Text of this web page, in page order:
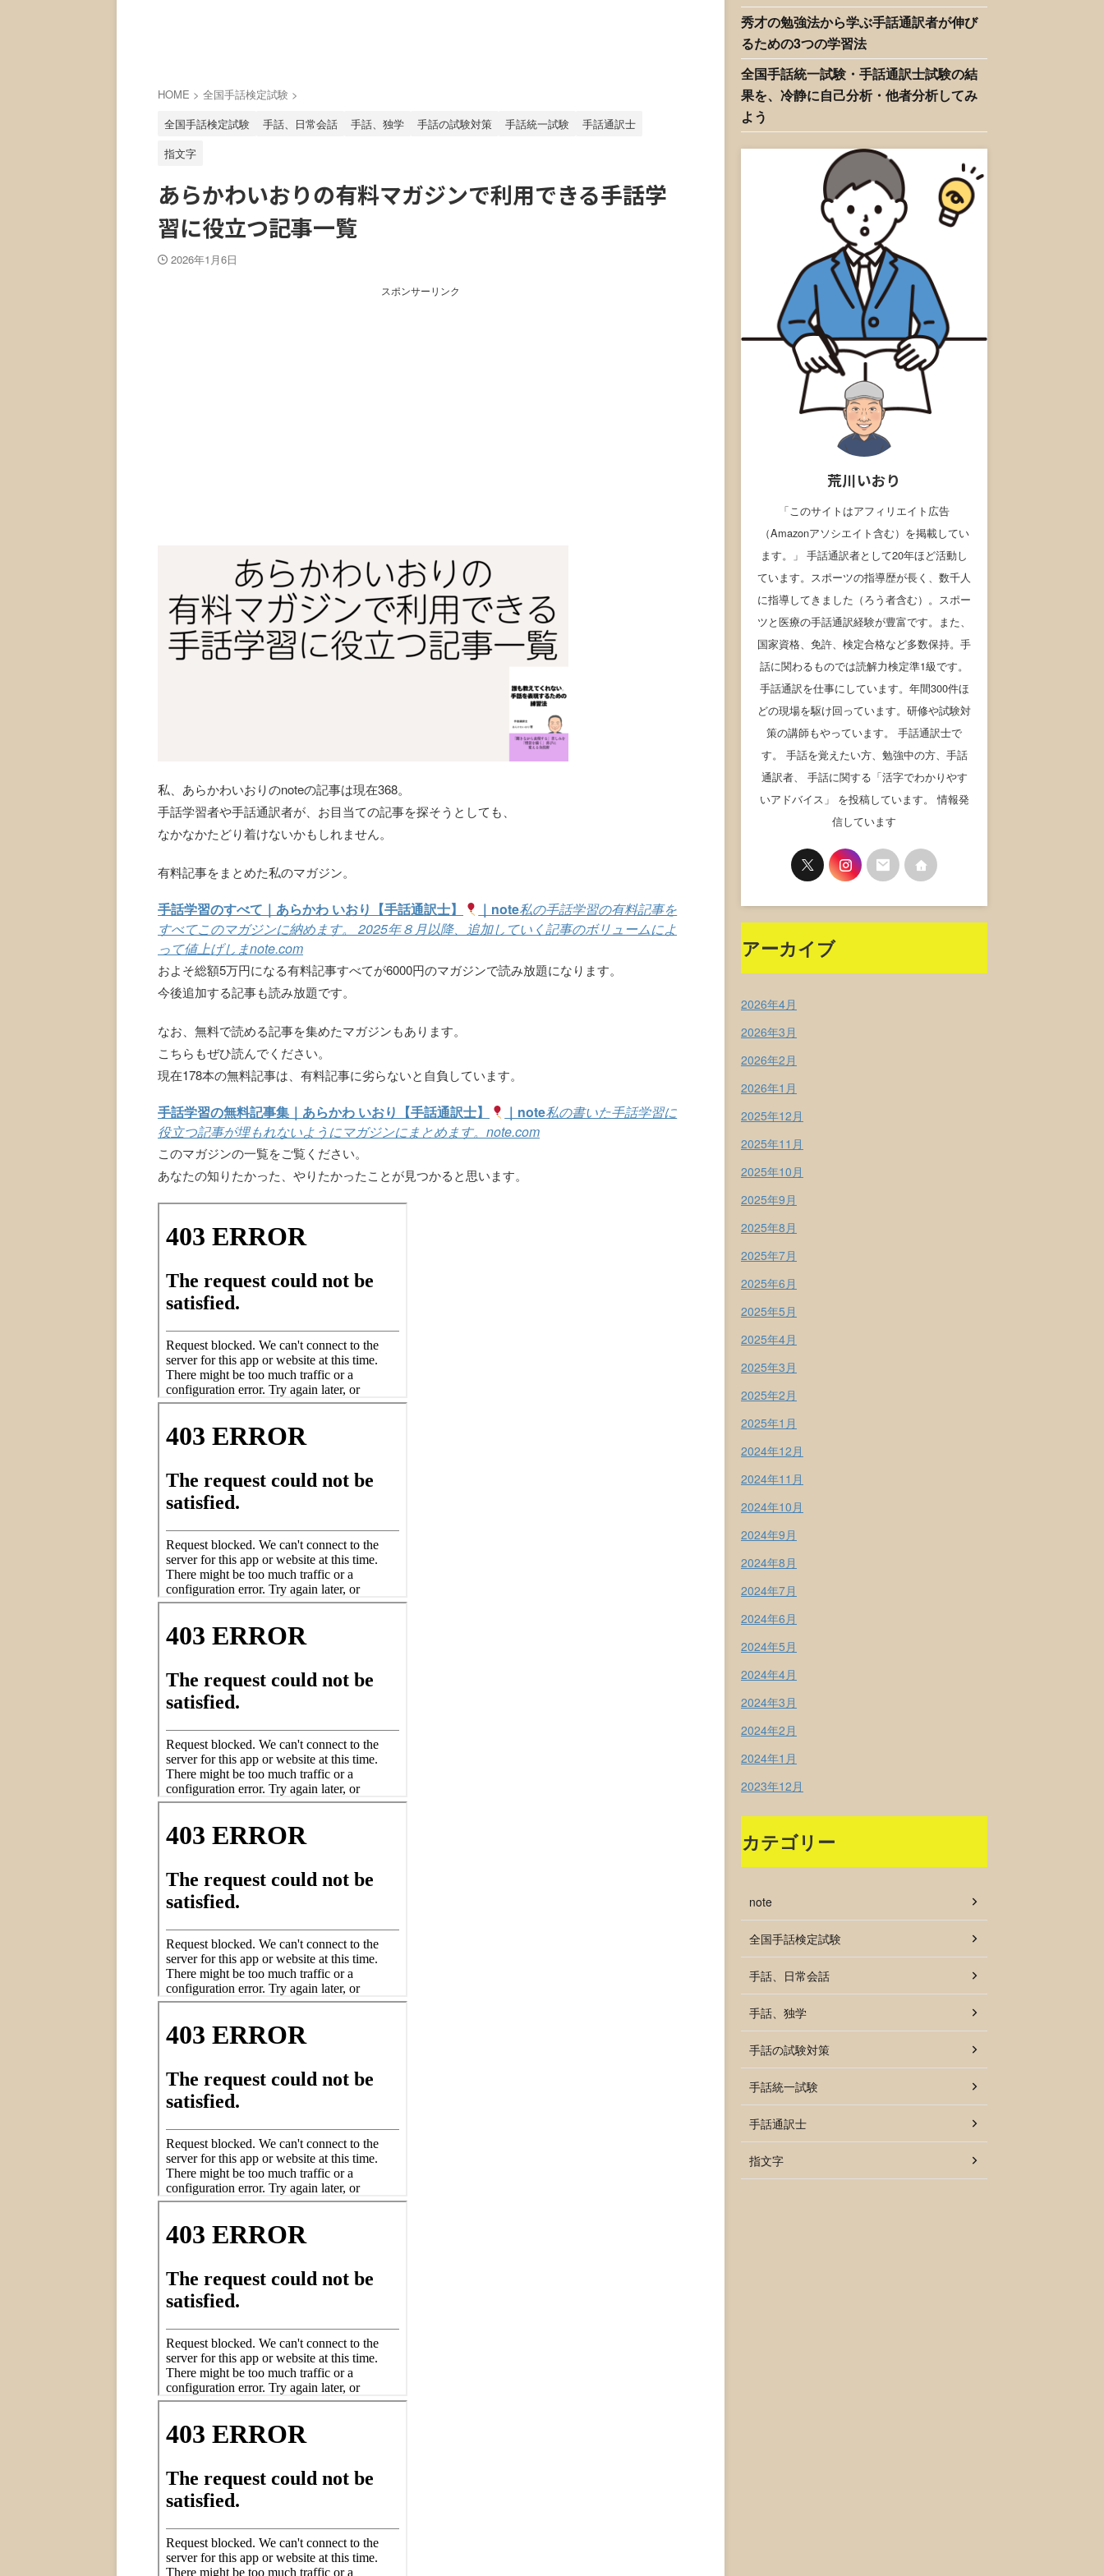
HOME > 全国手話検定試験 >
全国手話検定試験
手話、日常会話 手話、独学 手話の試験対策 手話統一試験
手話通訳士
指文字
あらかわいおりの有料マガジンで利用できる手話学
習に役立つ記事一覧
2026年1月6日
スポンサーリンク
私、あらかわいおりのnoteの記事は現在368。
手話学習者や手話通訳者が、お目当ての記事を探そうとしても、
なかなかたどり着けないかもしれません。
有料記事をまとめた私のマガジン。
手話学習のすべて｜あらかわ いおり【手話通訳士】 ｜note私の手話学習の有料記事を
すべてこのマガジンに納めます。 2025年８月以降、追加していく記事のボリュームによ
って値上げしまnote.com
およそ総額5万円になる有料記事すべてが6000円のマガジンで読み放題になります。
今後追加する記事も読み放題です。
なお、無料で読める記事を集めたマガジンもあります。
こちらもぜひ読んでください。
現在178本の無料記事は、有料記事に劣らないと自負しています。
手話学習の無料記事集｜あらかわ いおり【手話通訳士】 ｜note私の書いた手話学習に
役立つ記事が埋もれないようにマガジンにまとめます。 note.com
このマガジンの一覧をご覧ください。
あなたの知りたかった、やりたかったことが見つかると思います。
秀才の勉強法から学ぶ手話通訳者が伸び
るための3つの学習法
全国手話統一試験・手話通訳士試験の結
果を、冷静に自己分析・他者分析してみ
よう
荒川いおり
「このサイトはアフィリエイト広告
（Amazonアソシエイト含む）を掲載してい
ます。」 手話通訳者として20年ほど活動し
ています。スポーツの指導歴が長く、数千人
に指導してきました（ろう者含む）。スポー
ツと医療の手話通訳経験が豊富です。また、
国家資格、免許、検定合格など多数保持。手
話に関わるものでは読解力検定準1級です。
手話通訳を仕事にしています。年間300件ほ
どの現場を駆け回っています。研修や試験対
策の講師もやっています。 手話通訳士で
す。 手話を覚えたい方、勉強中の方、手話
通訳者、 手話に関する「活字でわかりやす
いアドバイス」 を投稿しています。 情報発
信しています
アーカイブ
2026年4月
2026年3月
2026年2月
2026年1月
2025年12月
2025年11月
2025年10月
2025年9月
2025年8月
2025年7月
2025年6月
2025年5月
2025年4月
2025年3月
2025年2月
2025年1月
2024年12月
2024年11月
2024年10月
2024年9月
2024年8月
2024年7月
2024年6月
2024年5月
2024年4月
2024年3月
2024年2月
2024年1月
2023年12月
カテゴリー
note
全国手話検定試験
手話、日常会話
手話、独学
手話の試験対策
手話統一試験
手話通訳士
指文字